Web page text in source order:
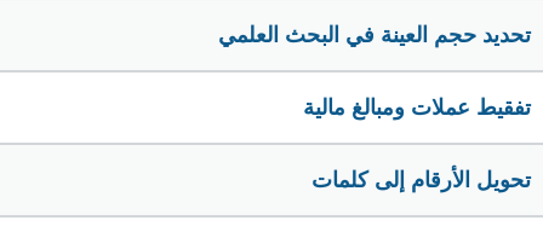
تحديد حجم العينة في البحث العلمي
تفقيط عملات ومبالغ مالية
تحويل الأرقام إلى كلمات